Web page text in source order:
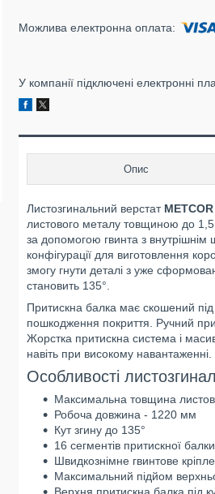
У компанії підключені електронні
Опис
Листозгинальний верстат
листового металу товщиною до
за допомогою гвинта з внутрішнім
конфігурації для виготовлення
змогу гнути деталі з уже
становить 135°.
Притискна балка має скошений
пошкодження покриття. Ручний
Жорстка притискна система і
навіть при високому навантаженні.
Особливості
Максимальна товщина
Робоча довжина - 1220 мм
Кут згину до 135°
16 сегментів притискної
Швидкознімне гвинтове
Максимальний підйом